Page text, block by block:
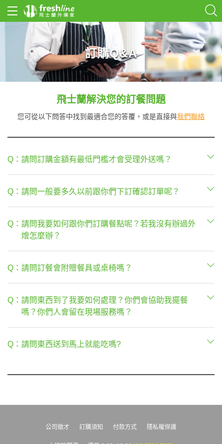
訂購Q&A
飛士蘭解決您的訂餐問題
您可從以下問答中找到最適合您的答覆，或是直接與我們聯絡
Q： 請問訂購金額有最低門檻才會受理外送嗎？
Q： 請問一般要多久以前跟你們下訂確認訂單呢？
Q： 請問我要如何跟你們訂購餐點呢？若我沒有辦過外
燴怎麼辦？
Q： 請問訂餐會附贈餐具或桌椅嗎？
Q： 請問東西到了我要如何處理？你們會協助我擺餐
嗎？你們人會留在現場服務嗎？
Q： 請問東西送到馬上就能吃嗎?
公司徵才 訂購須知 付款方式 隱私權保護